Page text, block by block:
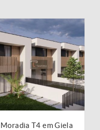
Moradia T4 em Giela